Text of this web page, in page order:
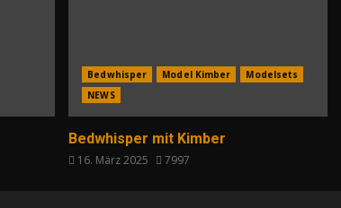
Bedwhisper Model Kimber
Modelsets
NEWS
Bedwhisper mit Kimber
16. März 2025 7997